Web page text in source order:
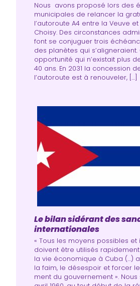
Nous avons proposé lors des
municipales de relancer la
l’autoroute A4 entre la Veuve
Choisy. Des circonstances
font se conjuguer trois
des planètes qui s’aligneraient.
opportunité qui n’existait plus
40 ans. En 2031 la concession
l’autoroute est à renouveler, […]
Le bilan sidérant des
internationales
« Tous les moyens pos­sibles
doivent être uti­li­sés
la vie éco­no­mique à Cuba (…)
la faim, le déses­poir et for­cer
ment du gou­ver­ne­ment ».